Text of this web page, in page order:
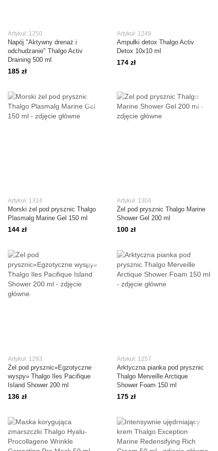
Artykuł: 1250
Napój "Aktywny drenaż i
odchudzanie" Thalgo Activ
Draining 500 ml
185 zł
Artykuł: 1249
Ampułki detox Thalgo Activ
Detox 10x10 ml
174 zł
Artykuł: 1314
Morski żel pod prysznic Thalgo
Plasmalg Marine Gel 150 ml
144 zł
Artykuł: 1304
Żel pod prysznic Thalgo Marine
Shower Gel 200 ml
100 zł
Artykuł: 1293
Żel pod prysznic«Egzotyczne
wyspy» Thalgo Iles Pacifique
Island Shower 200 ml
136 zł
Artykuł: 1257
Arktyczna pianka pod prysznic
Thalgo Merveille Arctique
Shower Foam 150 ml
175 zł